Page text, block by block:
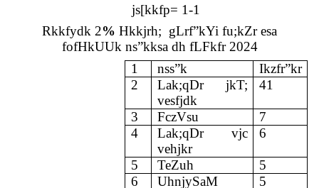
js[kkfp= 1-1
Rkkfydk 2% Hkkjrh; gLrf”kYi fu;kZr esa
fofHkUUk ns”kksa dh fLFkfr 2024
1
nss”k
Ikzfr”kr
2
Lak;qDr jkT;
vesfjdk
41
3 FczVsu
7
4
Lak;qDr vjc
vehjkr
6
5 TeZuh
5
6
UhnjySaM
5